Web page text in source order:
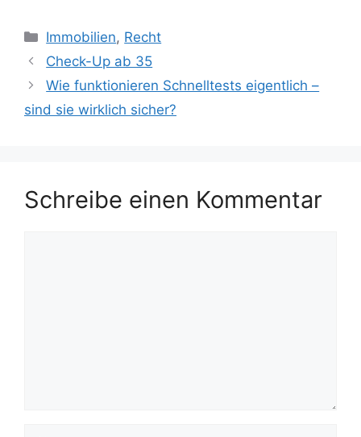
Kategorien
Immobilien, Recht
Check-Up ab 35
Wie funktionieren Schnelltests eigentlich –
sind sie wirklich sicher?
Schreibe einen Kommentar